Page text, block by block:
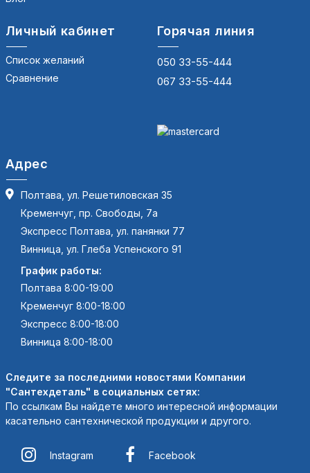
Личный кабинет
Список желаний
Сравнение
Горячая линия
050 33-55-444
067 33-55-444
Адрес
Полтава, ул. Решетиловская 35
Кременчуг, пр. Свободы, 7а
Экспресс Полтава, ул. панянки 77
Винница, ул. Глеба Успенского 91
График работы:
Полтава 8:00-19:00
Кременчуг 8:00-18:00
Экспресс 8:00-18:00
Винница 8:00-18:00
Следите за последними новостями Компании
"Сантехдеталь" в социальных сетях:
По ссылкам Вы найдете много интересной информации
касательно сантехнической продукции и другого.
Instagram Facebook